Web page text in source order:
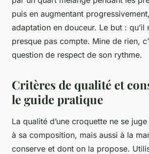
puis en augmentant
adaptation en douceur. Le but : qu’il
presque pas compte. Mine de rien,
question de respect de son rythme.
Critères de qualité et
le guide pratique
La qualité d’une croquette ne se
à sa composition, mais aussi à la
conserve et dont on la propose.